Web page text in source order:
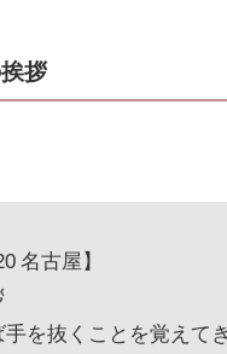
拶
名古屋】
手を抜くことを覚えて